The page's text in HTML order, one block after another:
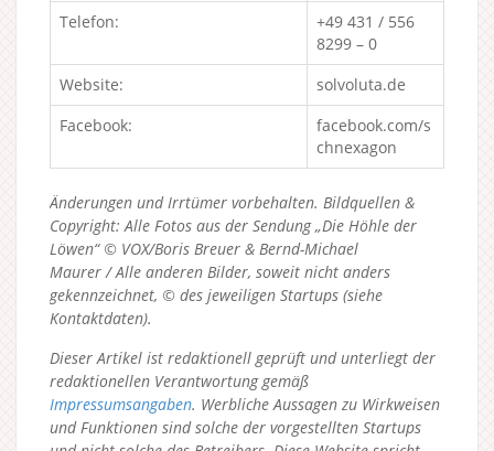
Telefon:
+49 431 / 556
8299 – 0
Website:
solvoluta.de
Facebook:
facebook.com/s
chnexagon
Änderungen und Irrtümer vorbehalten. Bildquellen &
Copyright: Alle Fotos aus der Sendung „Die Höhle der
Löwen“ © VOX/Boris Breuer & Bernd-Michael
Maurer / Alle anderen Bilder, soweit nicht anders
gekennzeichnet, © des jeweiligen Startups (siehe
Kontaktdaten).
Dieser Artikel ist redaktionell geprüft und unterliegt der
redaktionellen Verantwortung gemäß
Impressumsangaben. Werbliche Aussagen zu Wirkweisen
und Funktionen sind solche der vorgestellten Startups